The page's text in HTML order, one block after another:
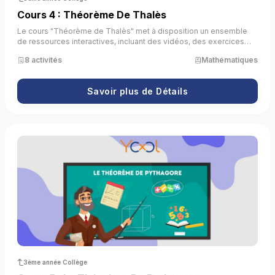
Cours 4 : Théorème De Thalès
Le cours "Théorème de Thalès" met à disposition un ensemble
de ressources interactives, incluant des vidéos, des exercices
apprenants de comprendre, d’appliquer et de maîtriser le
situations concrètes.
8 activités Mathématiques
Savoir plus de Détails
3ème année Collège